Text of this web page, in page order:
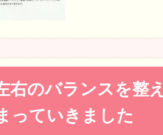
右のバランスを整
っていきました